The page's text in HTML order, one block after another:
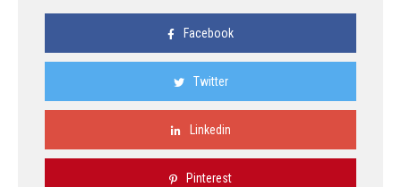
Facebook
Twitter
Linkedin
Pinterest